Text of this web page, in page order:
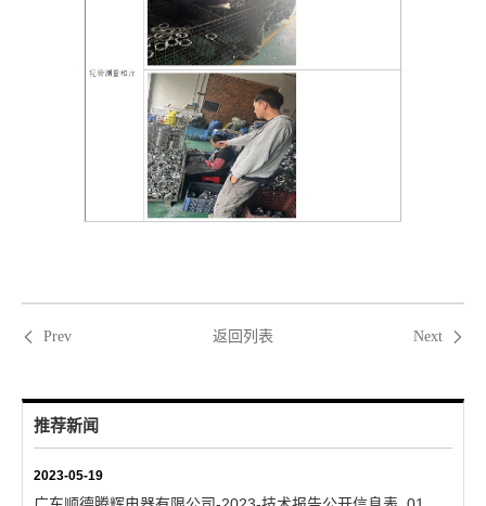
Prev 返回列表 Next
推荐新闻
2023-05-19